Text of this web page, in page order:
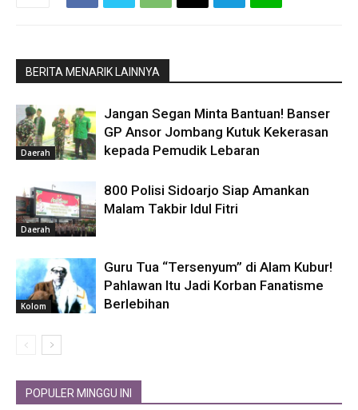
BERITA MENARIK LAINNYA
Daerah
Jangan Segan Minta Bantuan! Banser
GP Ansor Jombang Kutuk Kekerasan
kepada Pemudik Lebaran
Daerah
800 Polisi Sidoarjo Siap Amankan
Malam Takbir Idul Fitri
Kolom
Guru Tua “Tersenyum” di Alam Kubur!
Pahlawan Itu Jadi Korban Fanatisme
Berlebihan
POPULER MINGGU INI